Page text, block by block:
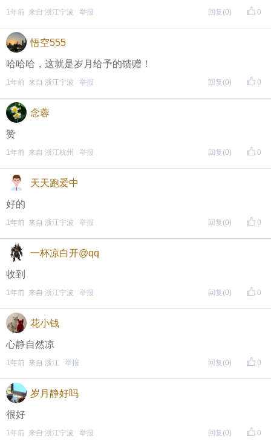
0
1年前 来自 浙江宁波 举报 回复 (0)
悟空555
哈哈哈，这就是岁月给予的馈赠！
0
1年前 来自 浙江宁波 举报 回复 (0)
念蓉
赞
0
1年前 来自 浙江杭州 举报 回复 (0)
天天跑爱中
好的
0
1年前 来自 浙江宁波 举报 回复 (0)
一杯凉白开@qq
收到
0
1年前 来自 浙江宁波 举报 回复 (0)
花小钱
心静自然凉
0
1年前 来自 浙江 举报 回复 (0)
岁月静好吗
很好
0
1年前 来自 浙江宁波 举报 回复 (0)